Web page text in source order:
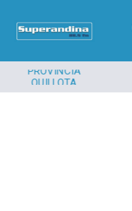
PROVINCIA
QUILLOTA